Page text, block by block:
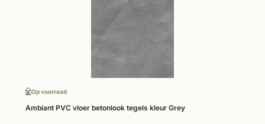
Op voorraad
Ambiant PVC vloer betonlook tegels kleur Grey